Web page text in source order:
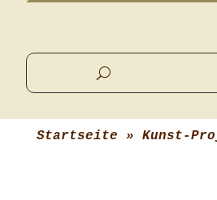
Startseite » Kunst-